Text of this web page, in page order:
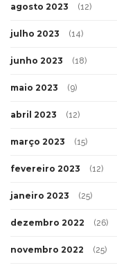
agosto 2023 (12)
julho 2023 (14)
junho 2023 (18)
maio 2023 (9)
abril 2023 (12)
março 2023 (15)
fevereiro 2023 (12)
janeiro 2023 (25)
dezembro 2022 (26)
novembro 2022 (25)